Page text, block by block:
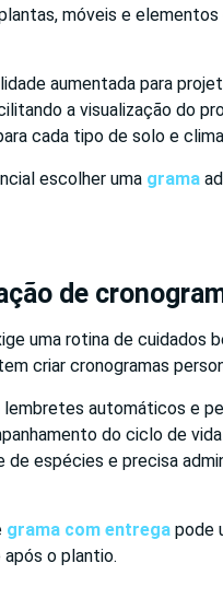
móveis e
aumentada para
a visualização do
cada tipo de solo e
escolher uma grama
de
uma rotina de cuidados
criar cronogramas
automáticos e
do ciclo de
de espécies e precisa
grama com entrega pode
o plantio.